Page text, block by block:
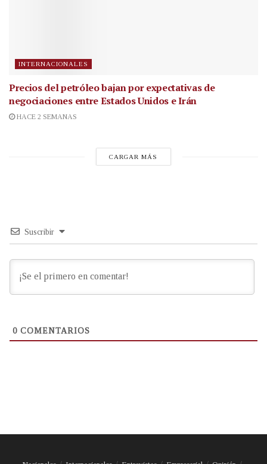
INTERNACIONALES
Precios del petróleo bajan por expectativas de
negociaciones entre Estados Unidos e Irán
HACE 2 SEMANAS
CARGAR MÁS
Suscribir
0 COMENTARIOS